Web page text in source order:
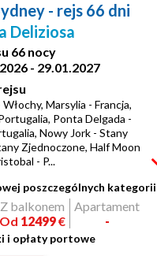
- rejs 66 dni
Deliziosa
66 nocy
- 29.01.2027
Marsylia - Francja,
Ponta Delgada -
Nowy Jork - Stany
Zjednoczone, Half Moon
- P...
poszczególnych kategorii
Z balkonem
Od 12499€
Apartament
-
i opłaty portowe